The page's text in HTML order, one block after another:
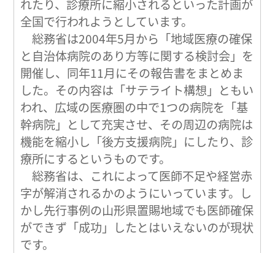
れたり、診療所に縮小されるといった計画が
全国で行われようとしています。
総務省は2004年5月から「地域医療の確保
と自治体病院のあり方等に関する検討会」を
開催し、同年11月にその報告書をまとめま
した。その内容は「サテライト構想」ともい
われ、広域の医療圏の中で1つの病院を「基
幹病院」として充実させ、その周辺の病院は
機能を縮小し「後方支援病院」にしたり、診
療所にするというものです。
総務省は、これによって医師不足や経営赤
字が解消されるかのようにいっています。し
かし先行事例の山形県置賜地域でも医師確保
ができず「成功」したとはいえないのが現状
です。